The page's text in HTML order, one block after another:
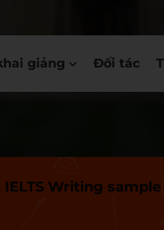
giảng Đối tác
IELTS Writing sample